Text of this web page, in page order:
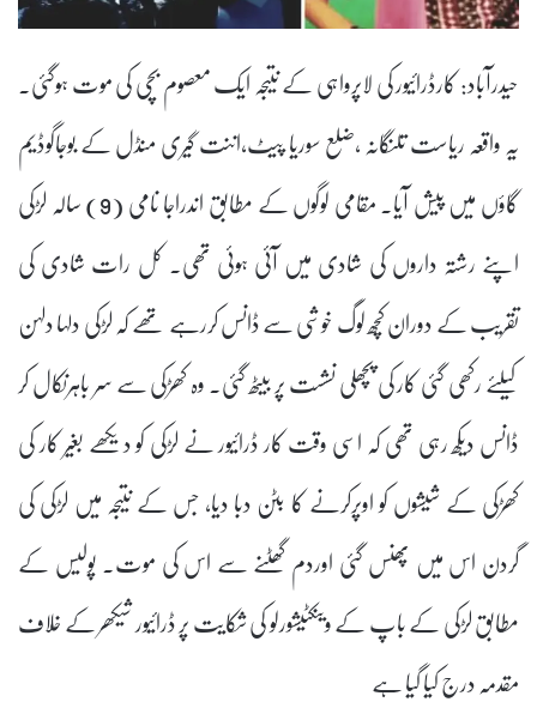
حیدرآباد: کارڈرائیور کی لاپرواہی کے نتیجہ ایک معصوم بچی کی موت ہوگئی۔
یہ واقعہ ریاست تلنگانہ ،ضلع سوریا پیٹ،اننت گیری منڈل کے بوجاگوڈیم
گاؤں میں پیش آیا۔ مقامی لوگوں کے مطابق اندراجا نامی (9) سالہ لڑکی
اپنے رشتہ داروں کی شادی میں آئی ہوئی تھی۔ کل رات شادی کی
تقریب کے دوران کچھ لوگ خوشی سے ڈانس کررہے تھے کہ لڑکی دلہا دلہن
کیلئے رکھی گئی کار کی پچھلی نشست پر بیٹھ گئی۔ وہ کھڑکی سے سر باہرنکال کر
ڈانس دیکھ رہی تھی کہ اسی وقت کار ڈرائیور نے لڑکی کو دیکھے بغیر کار کی
کھڑکی کے شیشوں کو اوپرکرنے کا بٹن دبا دیا، جس کے نتیجہ میں لڑکی کی
گردن اس میں پھنس گئی اوردم گھٹنے سے اس کی موت۔ پولیس کے
مطابق لڑکی کے باپ کے وینکٹیشورلو کی شکایت پر ڈرائیور شیکھر کے خلاف
مقدمہ درج کیا گیا ہے